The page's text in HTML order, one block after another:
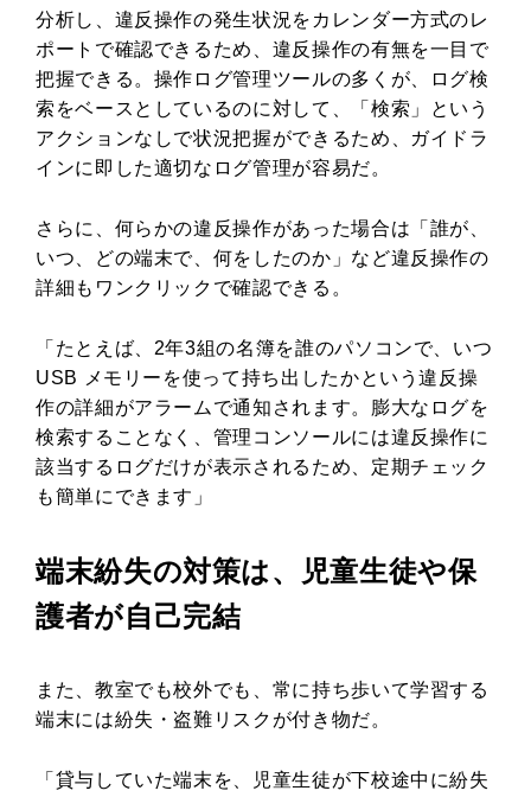
分析し、違反操作の発生状況をカレンダー方式のレ
ポートで確認できるため、違反操作の有無を一目で
把握できる。操作ログ管理ツールの多くが、ログ検
索をベースとしているのに対して、「検索」という
アクションなしで状況把握ができるため、ガイドラ
インに即した適切なログ管理が容易だ。
さらに、何らかの違反操作があった場合は「誰が、
いつ、どの端末で、何をしたのか」など違反操作の
詳細もワンクリックで確認できる。
「たとえば、2年3組の名簿を誰のパソコンで、いつ
USB メモリーを使って持ち出したかという違反操
作の詳細がアラームで通知されます。膨大なログを
検索することなく、管理コンソールには違反操作に
該当するログだけが表示されるため、定期チェック
も簡単にできます」
端末紛失の対策は、児童生徒や保
護者が自己完結
また、教室でも校外でも、常に持ち歩いて学習する
端末には紛失・盗難リスクが付き物だ。
「貸与していた端末を、児童生徒が下校途中に紛失